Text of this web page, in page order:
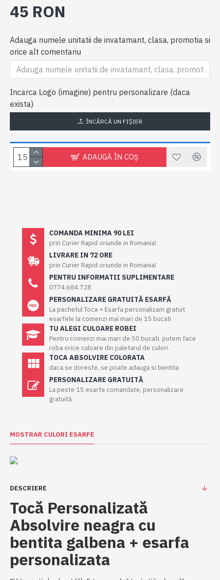
45 RON
Adauga numele unitatii de invatamant, clasa, promotia si
orice alt comentariu
Incarca Logo (imagine) pentru personalizare (daca
exista)
ÎNCĂRCĂ UN FIŞIER
ADAUGĂ ÎN COŞ
COMANDA MINIMA 90 LEI
prin Curier Rapid oriunde in Romania!
LIVRARE IN 72 ORE
prin Curier Rapid oriunde in Romania!
PENTRU INFORMATII SUPLIMENTARE
0774.684.728
PERSONALIZARE GRATUITĂ ESARFĂ
La pachetul Toca + Esarfa personalizam gratuit
esarfele la comenzi mai mari de 15 bucati
TU ALEGI CULOARE ROBEI
Pentru comenzi mai mari de 50 bucati, putem face
roba orice culoare din paletarul de culori.
TOCA ABSOLVIRE COLORATA
daca se doreste, se poate adauga si bentita
PERSONALIZARE GRATUITĂ
La peste 15 esarfe comandate, personalizare
gratuită
MOSTRAR CULORI ESARFE
DESCRIERE
Tocă Personalizată
Absolvire neagra cu
bentita galbena + esarfa
personalizata